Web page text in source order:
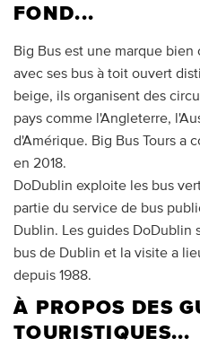
FOND...
Big Bus est une marque
avec ses bus à toit ouvert
beige, ils organisent des
pays comme l'Angleterre,
d'Amérique. Big Bus Tours a
en 2018.
DoDublin exploite les bus
partie du service de bus
Dublin. Les guides DoDublin
bus de Dublin et la visite a
depuis 1988.
À PROPOS DES
TOURISTIQUES...